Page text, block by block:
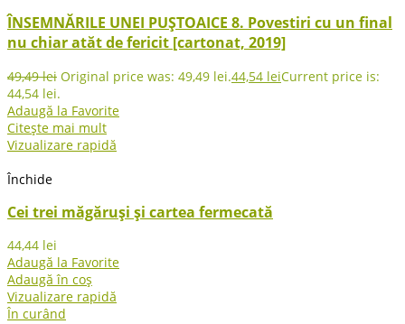
ÎNSEMNĂRILE UNEI PUȘTOAICE 8. Povestiri cu un final
nu chiar atăt de fericit [cartonat, 2019]
49,49lei Original price was: 49,49 lei.44,54 leiCurrent price is:
44,54 lei.
Adaugă la Favorite
Citește mai mult
Vizualizare rapidă
Închide
Cei trei măgăruși și cartea fermecată
44,44 lei
Adaugă la Favorite
Adaugă în coș
Vizualizare rapidă
În curând